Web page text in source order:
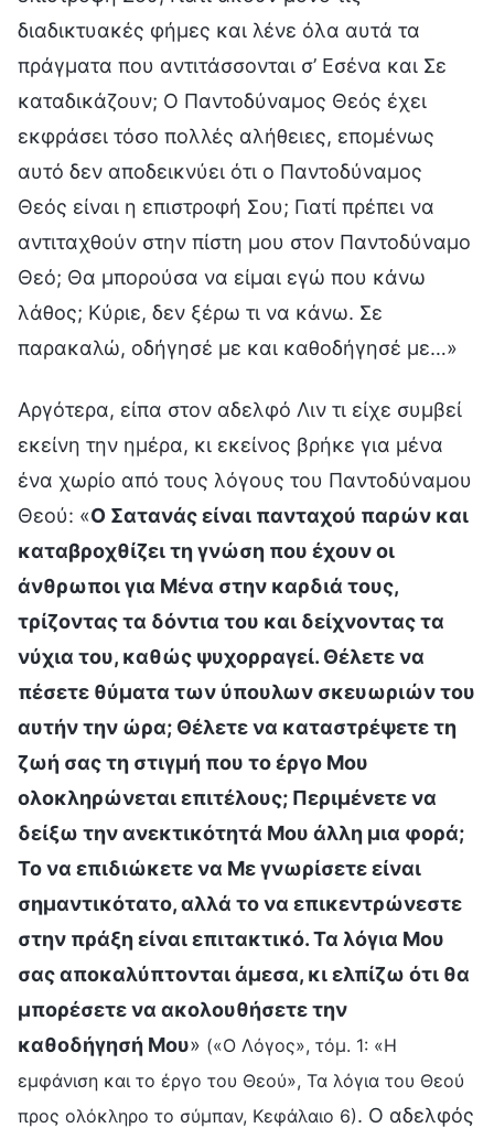
διαδικτυακές φήμες και λένε όλα αυτά τα
πράγματα που αντιτάσσονται σ’ Εσένα και Σε
καταδικάζουν; Ο Παντοδύναμος Θεός έχει
εκφράσει τόσο πολλές αλήθειες, επομένως
αυτό δεν αποδεικνύει ότι ο Παντοδύναμος
Θεός είναι η επιστροφή Σου; Γιατί πρέπει να
αντιταχθούν στην πίστη μου στον Παντοδύναμο
Θεό; Θα μπορούσα να είμαι εγώ που κάνω
λάθος; Κύριε, δεν ξέρω τι να κάνω. Σε
παρακαλώ, οδήγησέ με και καθοδήγησέ με…»
Αργότερα, είπα στον αδελφό Λιν τι είχε συμβεί
εκείνη την ημέρα, κι εκείνος βρήκε για μένα
ένα χωρίο από τους λόγους του Παντοδύναμου
Θεού: «Ο Σατανάς είναι πανταχού παρών και
καταβροχθίζει τη γνώση που έχουν οι
άνθρωποι για Μένα στην καρδιά τους,
τρίζοντας τα δόντια του και δείχνοντας τα
νύχια του, καθώς ψυχορραγεί. Θέλετε να
πέσετε θύματα των ύπουλων σκευωριών του
αυτήν την ώρα; Θέλετε να καταστρέψετε τη
ζωή σας τη στιγμή που το έργο Μου
ολοκληρώνεται επιτέλους; Περιμένετε να
δείξω την ανεκτικότητά Μου άλλη μια φορά;
Το να επιδιώκετε να Με γνωρίσετε είναι
σημαντικότατο, αλλά το να επικεντρώνεστε
στην πράξη είναι επιτακτικό. Τα λόγια Μου
σας αποκαλύπτονται άμεσα, κι ελπίζω ότι θα
μπορέσετε να ακολουθήσετε την
καθοδήγησή Μου» («Ο Λόγος», τόμ. 1: «Η
εμφάνιση και το έργο του Θεού», Τα λόγια του Θεού
προς ολόκληρο το σύμπαν, Κεφάλαιο 6). Ο αδελφός